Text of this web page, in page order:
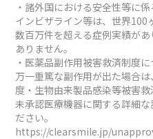
・諸外国における安全性等に
インビザライン等は、世界100
数百万件を超える症例実績が
ありません。
・医薬品副作用被害救済制度に
万一重篤な副作用が出た場合
度・生物由来製品感染等被害救
未承認医療機器に関する詳細
ださい。
https://clearsmile.jp/